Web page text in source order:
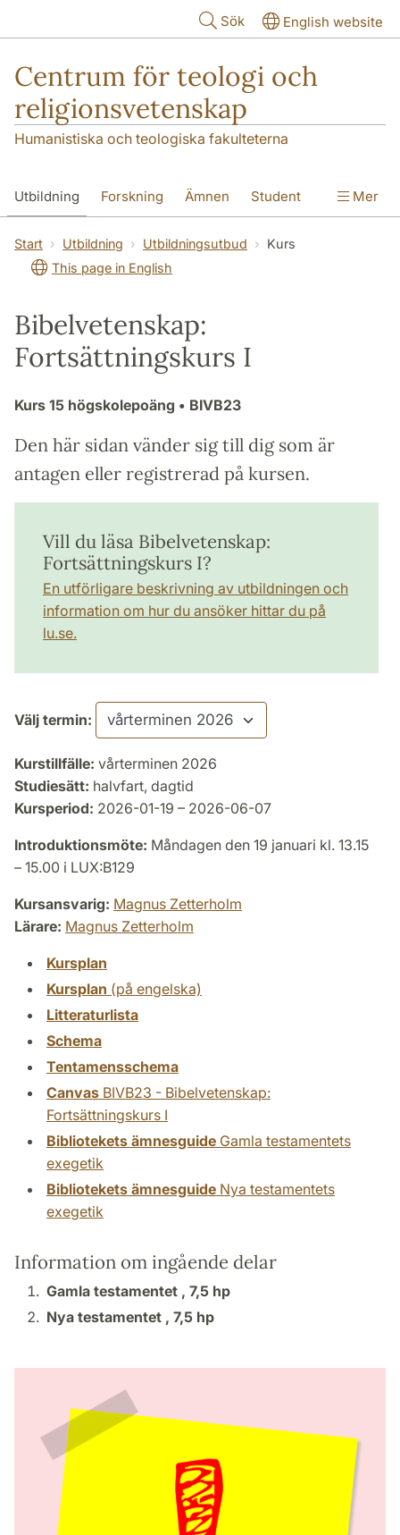
Sök English website
Centrum för teologi och
religionsvetenskap
Humanistiska och teologiska fakulteterna
Utbildning Forskning Ämnen Student
Institutionen
Mer
Start Utbildning Utbildningsutbud
Kurs
This page in English
Bibelvetenskap:
Fortsättningskurs I
Kurs 15 högskolepoäng • BIVB23
Den här sidan vänder sig till dig som är
antagen eller registrerad på kursen.
Vill du läsa Bibelvetenskap:
Fortsättningskurs I?
En utförligare beskrivning av utbildningen och
information om hur du ansöker hittar du på
lu.se.
Välj termin:
Kurstillfälle: vårterminen 2026
Studiesätt: halvfart, dagtid
Kursperiod: 2026-01-19 – 2026-06-07
Introduktionsmöte: Måndagen den 19 januari kl. 13.15
– 15.00 i LUX:B129
Kursansvarig: Magnus Zetterholm
Lärare: Magnus Zetterholm
Kursplan
Kursplan (på engelska)
Litteraturlista
Schema
Tentamensschema
Canvas BIVB23 - Bibelvetenskap:
Fortsättningskurs I
Bibliotekets ämnesguide Gamla testamentets
exegetik
Bibliotekets ämnesguide Nya testamentets
exegetik
Information om ingående delar
Gamla testamentet , 7,5 hp
Nya testamentet , 7,5 hp